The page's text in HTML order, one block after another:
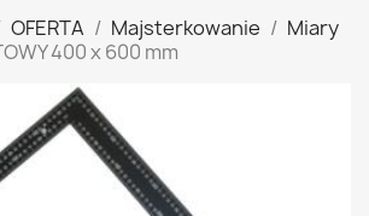
OFERTA Majsterkowanie
Miary
400 x 600 mm